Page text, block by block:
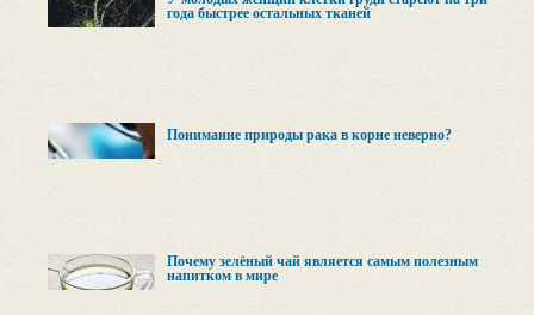
года быстрее остальных тканей
Понимание природы рака в корне неверно?
Почему зелёный чай является самым полезным
напитком в мире